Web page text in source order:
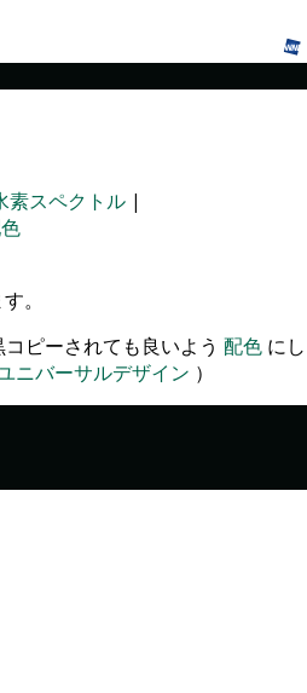
素スペクトル |
。
ピーされても良いよう 配色 に
ニバーサルデザイン ）